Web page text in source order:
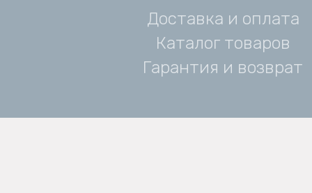
Доставка и оплата
Каталог товаров
Гарантия и возврат